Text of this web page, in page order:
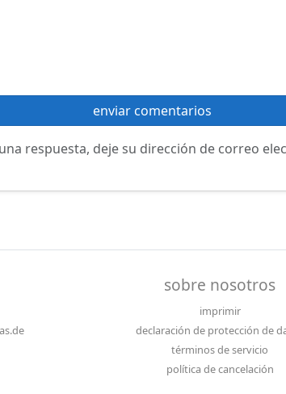
enviar comentarios
respuesta, deje su dirección de correo
sobre nosotros
imprimir
declaración de protección de
términos de servicio
política de cancelación